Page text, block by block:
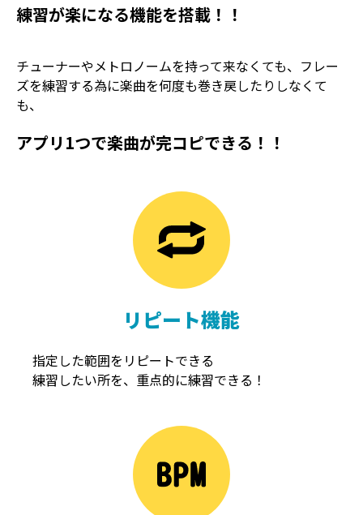
練習が楽になる機能を搭載！！
チューナーやメトロノームを持って来なくても、フレー
ズを練習する為に楽曲を何度も巻き戻したりしなくて
も、
アプリ1つで楽曲が完コピできる！！
リピート機能
指定した範囲をリピートできる
練習したい所を、重点的に練習できる！